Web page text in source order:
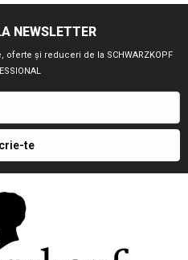
NEWSLETTER
și reduceri de la SCHWARZKOPF
te